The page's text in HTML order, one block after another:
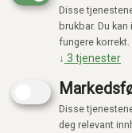
Produkter
Kategorier
Disse
brukbar. Du
fungere korrekt.
↓ 3 tjenester
Disse
deg relevant